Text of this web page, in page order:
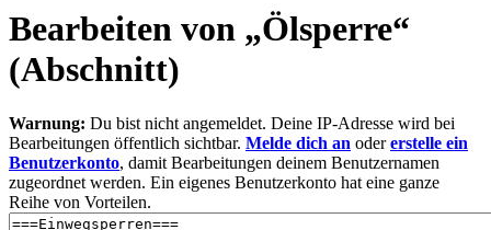
Bearbeiten von „Ölsperre“
(Abschnitt)
Warnung: Du bist nicht angemeldet. Deine IP-Adresse wird bei
Bearbeitungen öffentlich sichtbar. Melde dich an odererstelle ein
Benutzerkonto, damit Bearbeitungen deinem Benutzernamen
zugeordnet werden. Ein eigenes Benutzerkonto hat eine ganze
Reihe von Vorteilen.